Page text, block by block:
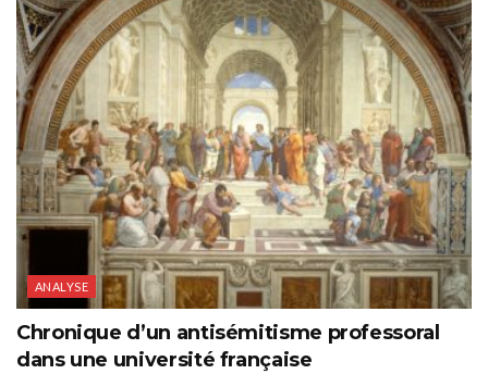
ANALYSE
Chronique d’un antisémitisme professoral
dans une université française